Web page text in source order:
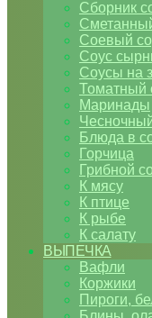
Сборник
Соевый
Соус
Соусы на
Томатный
Маринады
Блюда в
Горчица
Грибной
К мясу
К птице
К рыбе
К салату
ВЫПЕЧКА
Вафли
Коржики
Пироги,